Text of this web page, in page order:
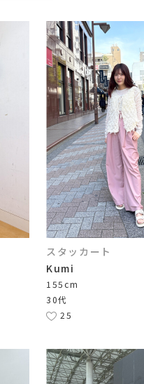
スタッカート
Kumi
155cm
30代
25